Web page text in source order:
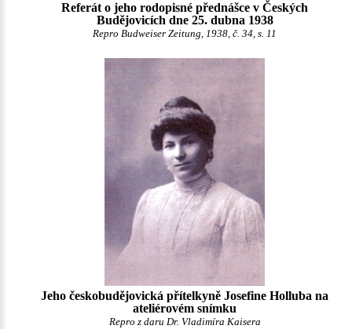
Referát o jeho rodopisné přednášce v Českých
Budějovicích dne 25. dubna 1938
Repro Budweiser Zeitung, 1938, č. 34, s. 11
Jeho českobudějovická přítelkyně Josefine Holluba na
ateliérovém snímku
Repro z daru Dr. Vladimíra Kaisera